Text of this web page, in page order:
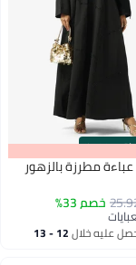
100%
مطرزة بالزهور
خصم 33%
عليه خلال 12 - 13